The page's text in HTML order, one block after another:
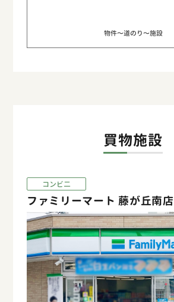
物件〜道のり〜施設
買物施設
コンビ二
ファミリーマート 藤が丘南店